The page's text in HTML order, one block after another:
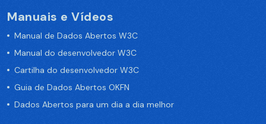
Manuais e Vídeos
Manual de Dados Abertos W3C
Manual do desenvolvedor W3C
Cartilha do desenvolvedor W3C
Guia de Dados Abertos OKFN
Dados Abertos para um dia a dia melhor